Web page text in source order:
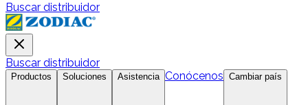
Buscar distribuidor
Buscar distribuidor
Productos Soluciones Asistencia Conócenos Cambiar país